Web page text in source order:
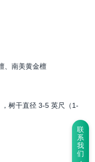
联
系
我
们
、南美黄金檀
树干直径 3-5 英尺（1-